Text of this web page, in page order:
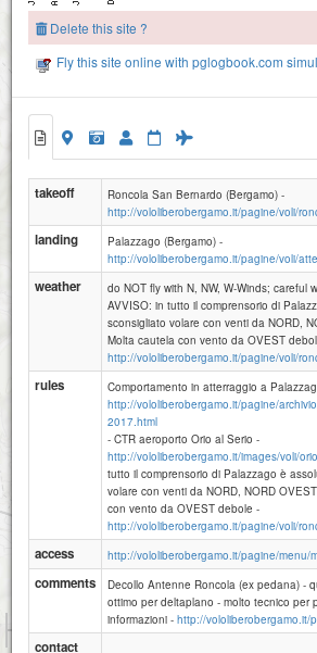
Pratino (Foppa Martinu)
Roncola
Delete this site ?
Fly this site online with pglogbook.com
takeoff
Roncola San Bernardo (Bergamo) -
http://vololiberobergamo.it/pagine/voli/
landing
Palazzago (Bergamo) -
http://vololiberobergamo.it/pagine/voli/
weather
do NOT fly with N, NW, W-Winds; careful
AVVISO: in tutto il comprensorio di
sconsigliato volare con venti da NORD,
Molta cautela con vento da OVEST
http://vololiberobergamo.it/pagine/voli/
rules
Comportamento in atterraggio a
http://vololiberobergamo.it/pagine/
2017.html
- CTR aeroporto Orio al Serio -
http://vololiberobergamo.it/images/voli/
tutto il comprensorio di Palazzago è
volare con venti da NORD, NORD
con vento da OVEST debole -
http://vololiberobergamo.it/pagine/voli/
access http://vololiberobergamo.it/pagine/menu/
comments
Decollo Antenne Roncola (ex pedana) -
ottimo per deltaplano - molto tecnico per
informazioni - http://vololiberobergamo.it/
contact